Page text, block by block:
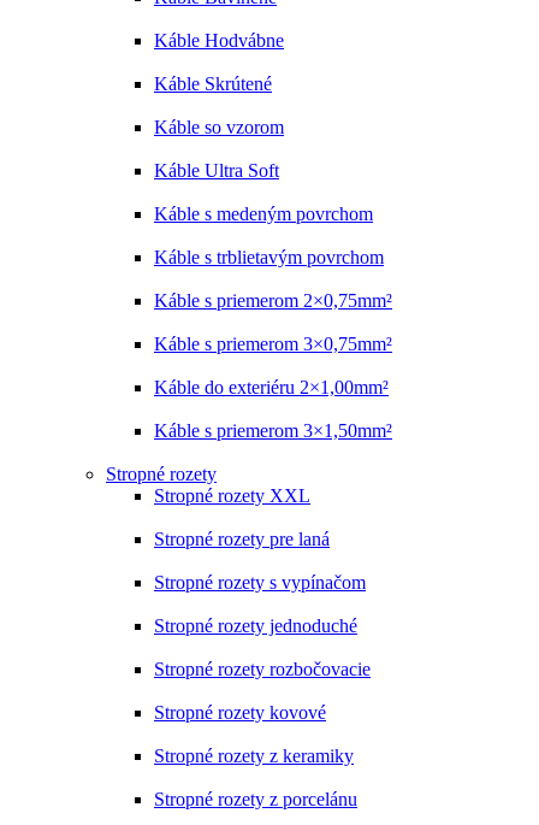
Káble Hodvábne
Káble Skrútené
Káble so vzorom
Káble Ultra Soft
Káble s medeným povrchom
Káble s trblietavým povrchom
Káble s priemerom 2×0,75mm²
Káble s priemerom 3×0,75mm²
Káble do exteriéru 2×1,00mm²
Káble s priemerom 3×1,50mm²
Stropné rozety
Stropné rozety XXL
Stropné rozety pre laná
Stropné rozety s vypínačom
Stropné rozety jednoduché
Stropné rozety rozbočovacie
Stropné rozety kovové
Stropné rozety z keramiky
Stropné rozety z porcelánu